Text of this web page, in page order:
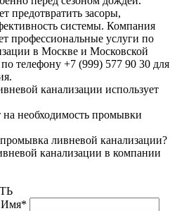
предотвратить засоры,
системы. Компания
профессиональные услуги по
в Москве и Московской
телефону +7 (999) 577 90 30 для
канализации использует
необходимость промывки
ливневой канализации?
канализации в компании
Имя*